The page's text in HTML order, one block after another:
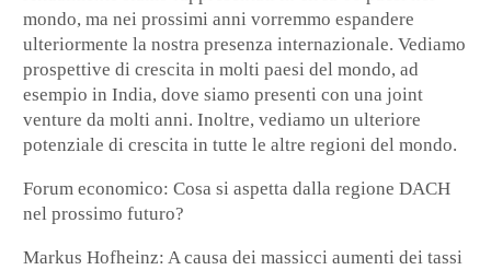
mondo, ma nei prossimi anni vorremmo espandere
ulteriormente la nostra presenza internazionale. Vediamo
prospettive di crescita in molti paesi del mondo, ad
esempio in India, dove siamo presenti con una joint
venture da molti anni. Inoltre, vediamo un ulteriore
potenziale di crescita in tutte le altre regioni del mondo.
Forum economico: Cosa si aspetta dalla regione DACH
nel prossimo futuro?
Markus Hofheinz: A causa dei massicci aumenti dei tassi